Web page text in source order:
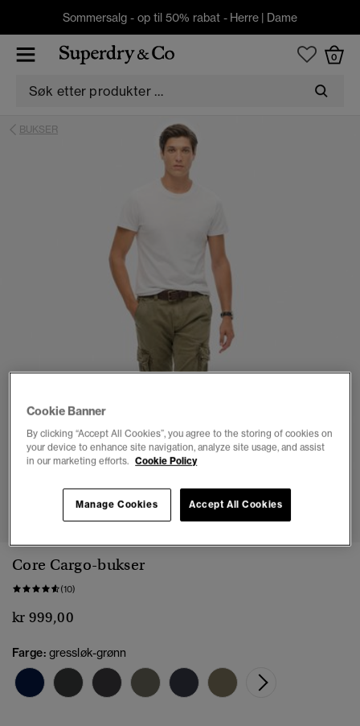
Sommersalg - op til 50% rabat - Herre | Dame
0
BUKSER
3 5 6
Core Cargo-bukser
(10)
kr 999,00
Farge: gressløk-grønn
Cookie Banner
By clicking “Accept All Cookies”, you agree to the storing of cookies on
your device to enhance site navigation, analyze site usage, and assist
in our marketing efforts. Cookie Policy
Accept All Cookies
Manage Cookies